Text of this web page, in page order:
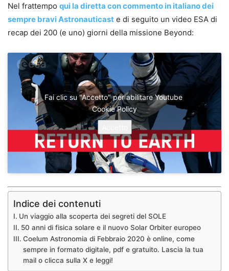
Nel frattempo qui la diretta con commento in italiano dei
sempre bravi Astronauticast e di seguito un video ESA di
recap dei 200 (e uno) giorni della missione Beyond:
Fai clic su "Accetto" per abilitare Youtube
Cookie Policy
Indice dei contenuti
Un viaggio alla scoperta dei segreti del SOLE
50 anni di fisica solare e il nuovo Solar Orbiter europeo
Coelum Astronomia di Febbraio 2020 è online, come
sempre in formato digitale, pdf e gratuito. Lascia la tua
mail o clicca sulla X e leggi!